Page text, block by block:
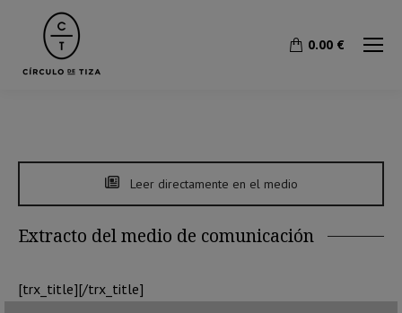
0.00 €
Leer directamente en el medio
Extracto del medio de comunicación
[trx_title][/trx_title]